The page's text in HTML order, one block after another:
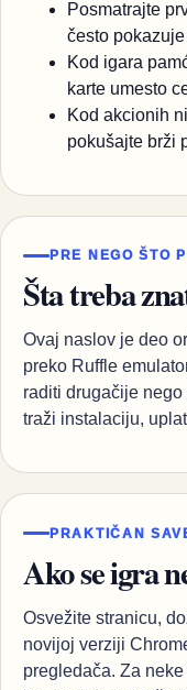
Posmatrajte
često
Kod igara
karte umesto
Kod akcionih
pokušajte brži
PRE NEGO ŠTO
Šta treba
Ovaj naslov je deo
preko Ruffle
raditi drugačije
traži instalaciju,
PRAKTIČAN
Ako se igra
Osvežite stranicu,
novijoj verziji
pregledača. Za